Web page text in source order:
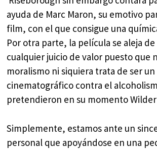
ayuda de Marc Maron, su emotivo
film, con el que consigue una
Por otra parte, la película se aleja
cualquier juicio de valor puesto que
moralismo ni siquiera trata de ser
cinematográfico contra el
pretendieron en su momento
Simplemente, estamos ante un
personal que apoyándose en una